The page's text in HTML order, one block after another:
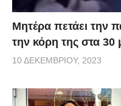
Μητέρα πετάει την
την κόρη της στα 30
10 ΔΕΚΕΜΒΡΊΟΥ, 2023